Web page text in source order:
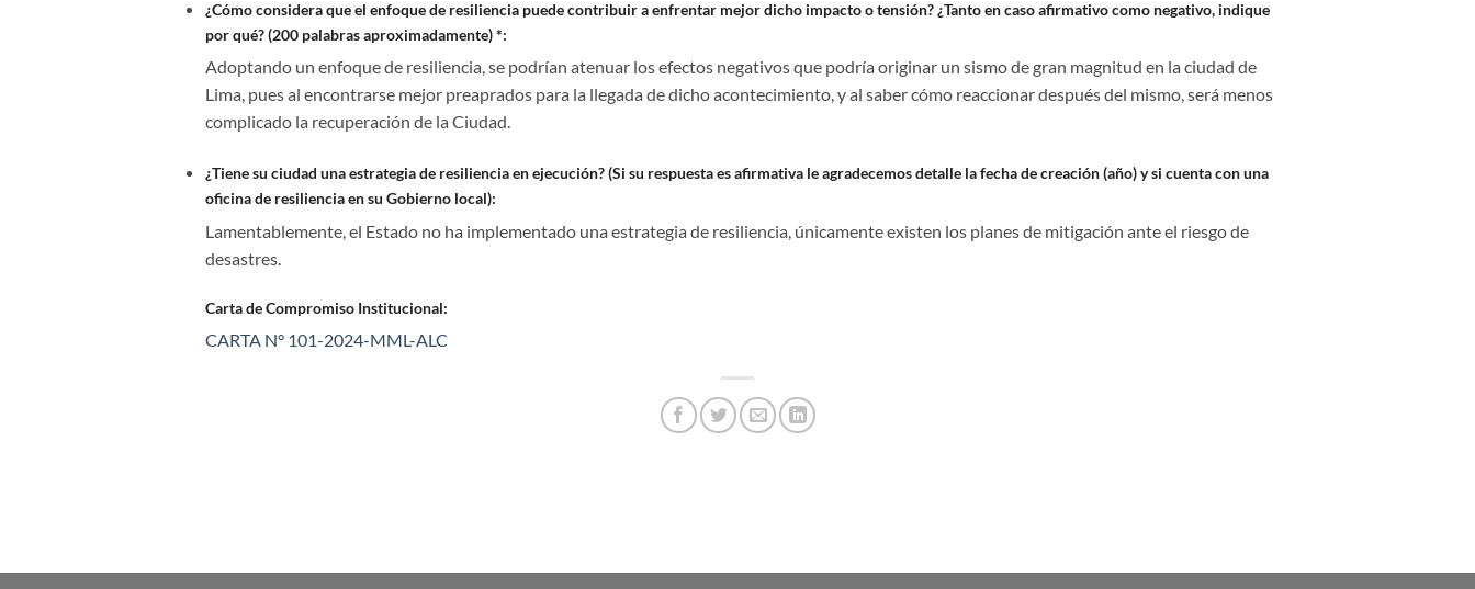
¿Cómo considera que el enfoque de resiliencia puede contribuir a enfrentar mejor dicho impacto o tensión? ¿Tanto en caso afirmativo como negativo, indique
por qué? (200 palabras aproximadamente) *:
Adoptando un enfoque de resiliencia, se podrían atenuar los efectos negativos que podría originar un sismo de gran magnitud en la ciudad de
Lima, pues al encontrarse mejor preaprados para la llegada de dicho acontecimiento, y al saber cómo reaccionar después del mismo, será menos
complicado la recuperación de la Ciudad.
¿Tiene su ciudad una estrategia de resiliencia en ejecución? (Si su respuesta es afirmativa le agradecemos detalle la fecha de creación (año) y si cuenta con una
oficina de resiliencia en su Gobierno local):
Lamentablemente, el Estado no ha implementado una estrategia de resiliencia, únicamente existen los planes de mitigación ante el riesgo de
desastres.
Carta de Compromiso Institucional:
CARTA N° 101-2024-MML-ALC